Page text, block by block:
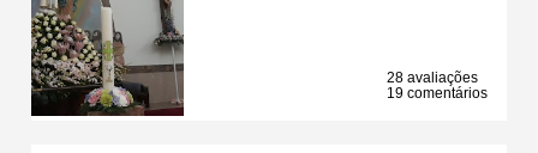
28 avaliações
19 comentários